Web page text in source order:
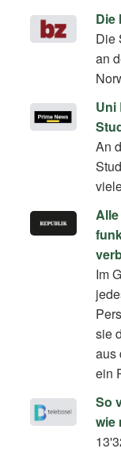
Die
Die
an
Uni
An
Im
sie
aus
ein
So
wie